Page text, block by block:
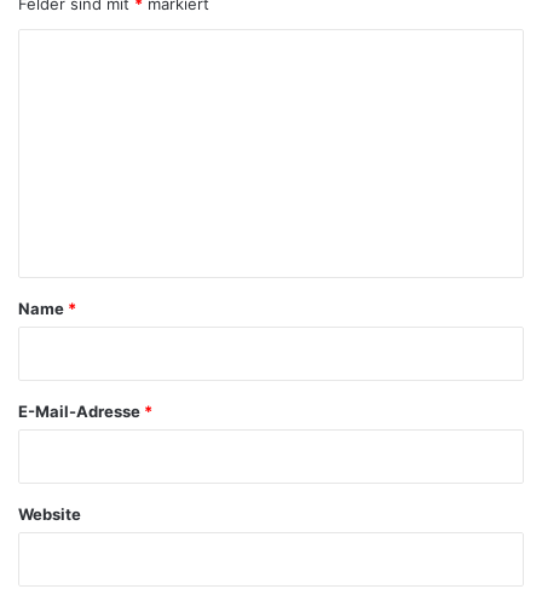
Felder sind mit * markiert
a
Name *
E-Mail-Adresse *
Website